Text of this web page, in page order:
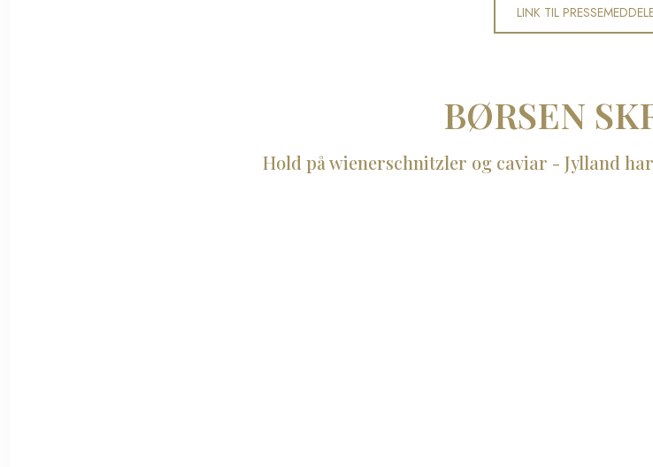
​LINK TIL
BØRSEN
Hold på wienerschnitzler og caviar - Jylland